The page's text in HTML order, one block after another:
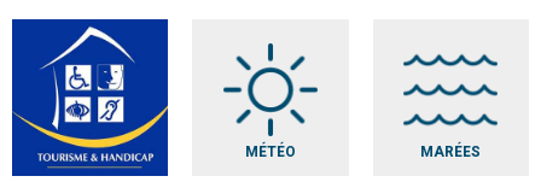
MÉTÉO MARÉES